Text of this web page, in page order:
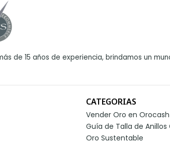
de 15 años de experiencia, brindamos un
CATEGORIAS
Vender Oro en Orocash
Guía de Talla de Anillos
Oro Sustentable